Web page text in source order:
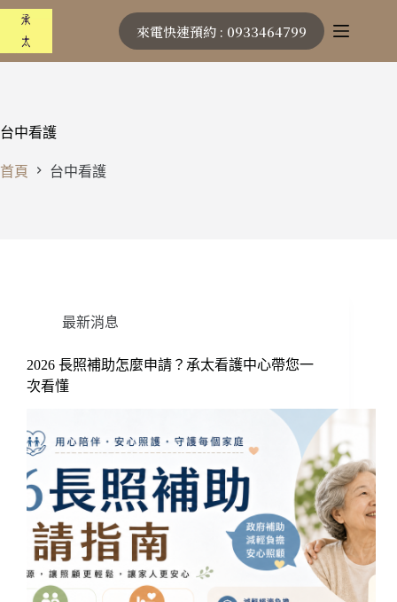
跳
主
來電快速預約 : 0933464799
台中看護
首頁 台中看護
最新消息
2026 長照補助怎麼申請？承太看護中心帶您一
次看懂